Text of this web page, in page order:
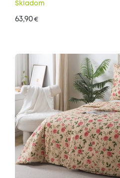
Skladom
63,90€